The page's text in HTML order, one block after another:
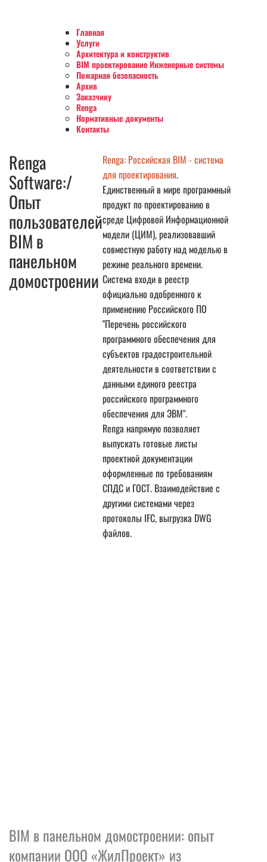
Главная
Услуги
Архитектура и конструктив
BIM проектирование Инженерные системы
Пожарная безопасность
Архив
Заказчику
Renga
Нормативные документы
Контакты
Renga
Software:/
Опыт
пользователей
BIM в
панельном
домостроении
Renga: Российская BIM - система
для проектирования.
Единственный в мире программный
продукт по проектированию в
среде Цифровой Информационной
модели (ЦИМ), реализовавший
совместную работу над моделью в
режиме реального времени.
Система входи в реестр
официально одобренного к
применению Российского ПО
"Перечень российского
программного обеспечения для
субъектов градостроительной
деятельности в соответствии с
данными единого реестра
российского программного
обеспечения для ЭВМ".
Renga напрямую позволяет
выпускать готовые листы
проектной документации
оформленные по требованиям
СПДС и ГОСТ. Взаимодействие с
другими системами через
протоколы IFC, выгрузка DWG
файлов.
BIM в панельном домостроении: опыт
компании ООО «ЖилПроект» из